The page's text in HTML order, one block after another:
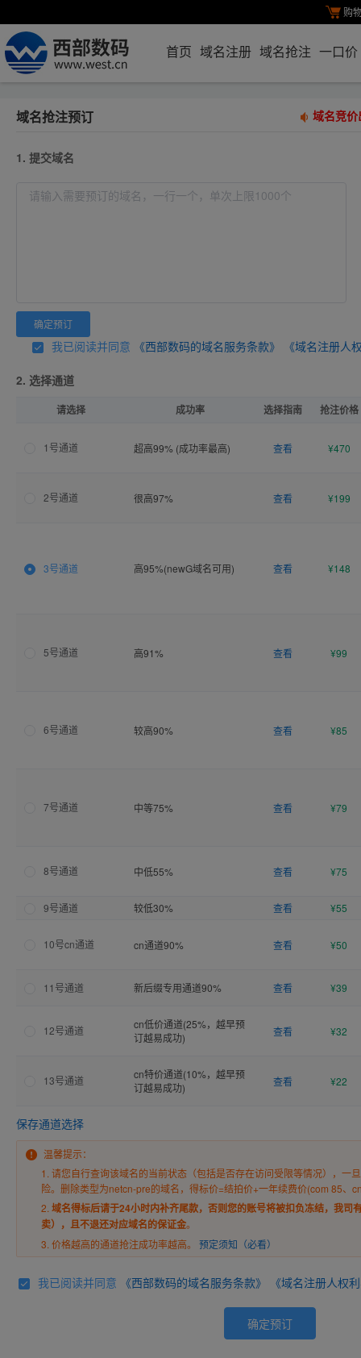
购
首页 域名注册 域名抢注 一口价
域名抢注预订 域名竞
1. 提交域名
确定预订
我已阅读并同意 《西部数码的域名服务条款》 《域名注册人
2. 选择通道
请选择 成功率 选择指南 抢注价格
1号通道 超高99% (成功率最高) 查看 ¥470
2号通道 很高97% 查看 ¥199
3号通道 高95%(newG域名可用) 查看 ¥148
5号通道 高91% 查看 ¥99
6号通道 较高90% 查看 ¥85
7号通道 中等75% 查看 ¥79
8号通道 中低55% 查看 ¥75
9号通道 较低30% 查看 ¥55
10号cn通道 cn通道90% 查看 ¥50
11号通道 新后缀专用通道90% 查看 ¥39
12号通道
cn低价通道(25%，越早预
订越易成功)
查看 ¥32
13号通道
cn特价通道(10%，越早预
订越易成功)
查看 ¥22
保存通道选择
温馨提示：
1. 请您自行查询该域名的当前状态（包括是否存在访问受限等情况），一
险。删除类型为netcn-pre的域名，得标价=结拍价+一年续费价(com 85、
2. 域名得标后请于24小时内补齐尾款，否则您的账号将被扣负冻结，我司
卖），且不退还对应域名的保证金。
3. 价格越高的通道抢注成功率越高。 预定须知（必看）
我已阅读并同意 《西部数码的域名服务条款》 《域名注册人权
确定预订